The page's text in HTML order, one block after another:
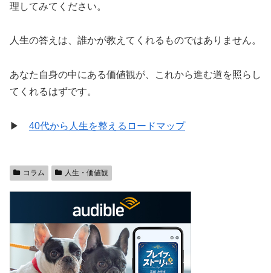
理してみてください。
人生の答えは、誰かが教えてくれるものではありません。
あなた自身の中にある価値観が、これから進む道を照らし
てくれるはずです。
▶ 40代から人生を整えるロードマップ
コラム 人生・価値観